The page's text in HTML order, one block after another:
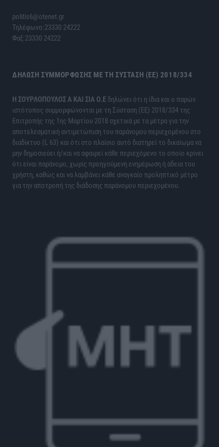
politis6@otenet.gr
Τηλέφωνο:23330 24222
Φαξ:23330 24222
ΔΉΛΩΣΗ ΣΥΜΜΌΡΦΩΣΗΣ ΜΕ ΤΗ ΣΎΣΤΑΣΗ (ΕΕ) 2018/334
H ΣΟΥΡΛΟΠΟΥΛΟΣ Α ΚΑΙ ΣΙΑ Ο.Ε δηλώνει ότι η ίδια και ο παρών
ιστότοπος συμμορφώνονται με τη Σύσταση (ΕΕ) 2018/334 της
Επιτροπής της 1ης Μαρτίου 2018 σχετικά με τα μέτρα για την
αποτελεσματική αντιμετώπιση του παράνομου περιεχομένου στο
διαδίκτυο (L 63) και ότι στο πλαίσιο αυτό διατηρεί το δικαίωμα να
μην δημοσιεύει ή/και να αφαιρεί κάθε περιεχόμενο το οποίο κρίνει
ότι είναι παράνομο, χωρίς προηγούμενη ενημέρωση ή άδεια του
χρήστη, καθώς και να λαμβάνει κάθε αναγκαίο προληπτικό μέτρο
για την αποτροπή της διάδοσης παράνομου περιεχομένου.